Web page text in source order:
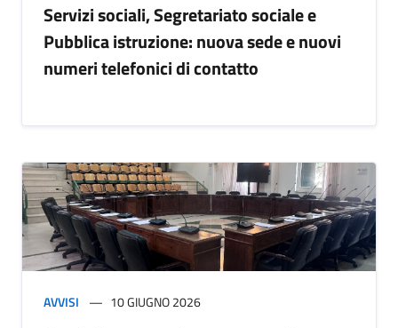
Servizi sociali, Segretariato sociale e
Pubblica istruzione: nuova sede e nuovi
numeri telefonici di contatto
AVVISI 10 GIUGNO 2026